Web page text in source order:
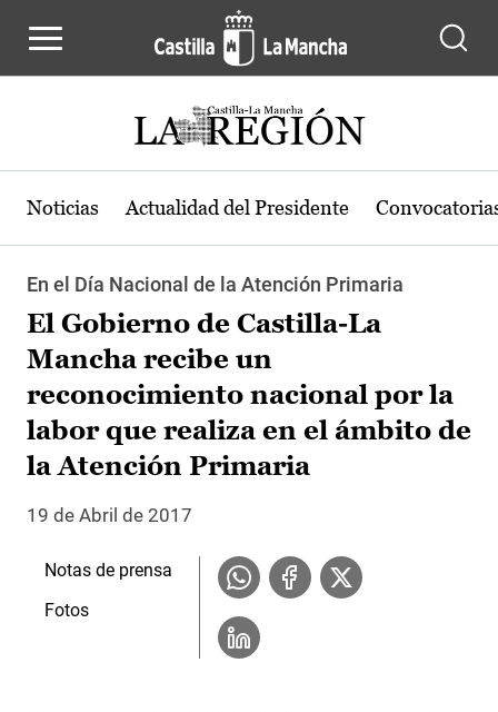
Noticias Actualidad del Presidente
En el Día Nacional de la Atención Primaria
El Gobierno de Castilla-La
Mancha recibe un
reconocimiento nacional por la
labor que realiza en el ámbito de
la Atención Primaria
19 de Abril de 2017
Notas de prensa
Fotos